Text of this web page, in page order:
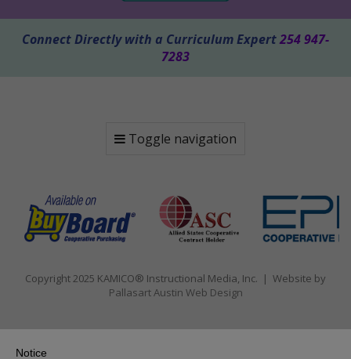
Connect Directly with a Curriculum Expert254 947-
7283
Toggle navigation
Copyright 2025 KAMICO® Instructional Media, Inc. | Website by
Pallasart Austin Web Design
Notice